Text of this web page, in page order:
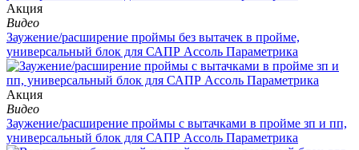
Aкция
Видео
Заужение/расширение проймы без вытачек в пройме,
универсальный блок для САПР Ассоль Параметрика
Aкция
Видео
Заужение/расширение проймы с вытачками в пройме зп и пп,
универсальный блок для САПР Ассоль Параметрика